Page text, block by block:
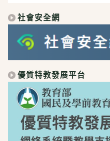
社會安全網
優質特教發展平台